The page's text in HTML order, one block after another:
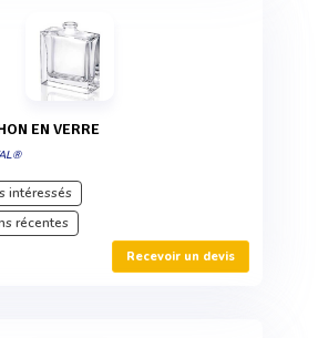
EN VERRE
intéressés
récentes
Recevoir un devis